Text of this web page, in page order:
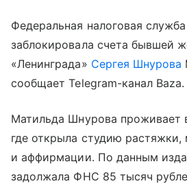
Федеральная налоговая
заблокировала счета бывшей
«Ленинграда» Сергея Шнурова
сообщает Telegram-канал Baza.
Матильда Шнурова проживает
где открыла студию растяжки,
и аффирмации. По данным
задолжала ФНС 85 тысяч